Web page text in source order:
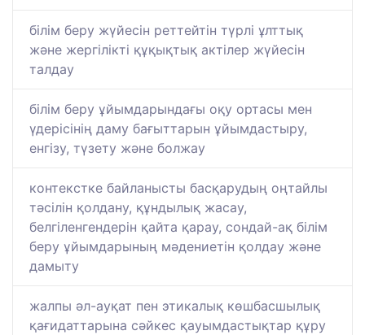
білім беру жүйесін реттейтін түрлі ұлттық
және жергілікті құқықтық актілер жүйесін
талдау
білім беру ұйымдарындағы оқу ортасы мен
үдерісінің даму бағыттарын ұйымдастыру,
енгізу, түзету және болжау
контекстке байланысты басқарудың оңтайлы
тәсілін қолдану, құндылық жасау,
белгіленгендерін қайта қарау, сондай-ақ білім
беру ұйымдарының мәдениетін қолдау және
дамыту
жалпы әл-ауқат пен этикалық көшбасшылық
қағидаттарына сәйкес қауымдастықтар құру